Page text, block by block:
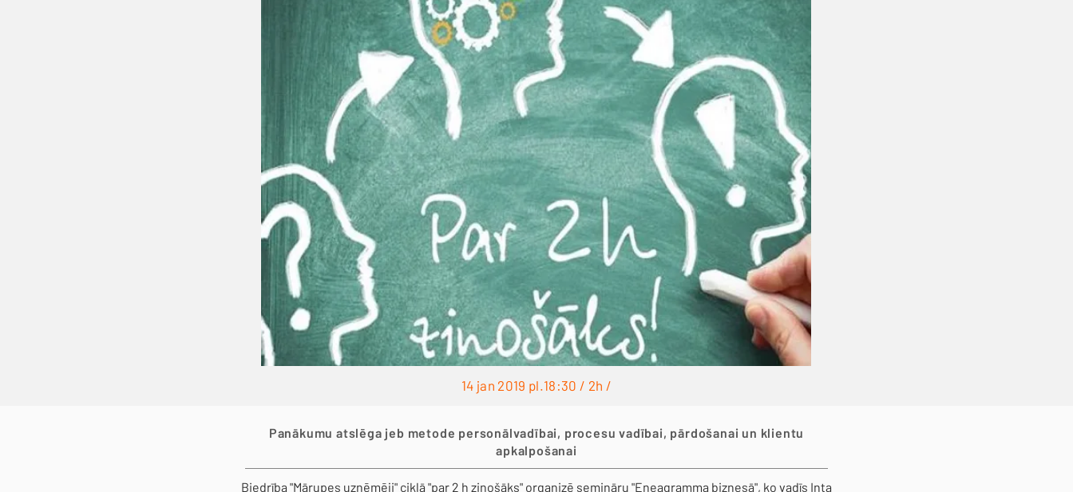
14 jan 2019 pl.18:30 / 2h /
Panākumu atslēga jeb metode personālvadībai, procesu vadībai, pārdošanai un klientu
apkalpošanai
Biedrība "Mārupes uzņēmēji" ciklā "par 2 h zinošāks" organizē semināru "Eneagramma biznesā", ko vadīs Inta